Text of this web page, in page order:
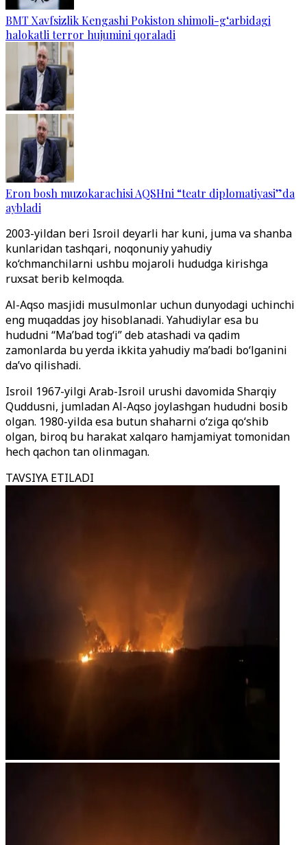
BMT Xavfsizlik Kengashi Pokiston shimoli-g‘arbidagi
halokatli terror hujumini qoraladi
Eron bosh muzokarachisi AQSHni “teatr diplomatiyasi”da
aybladi
2003-yildan beri Isroil deyarli har kuni, juma va shanba
kunlaridan tashqari, noqonuniy yahudiy
ko‘chmanchilarni ushbu mojaroli hududga kirishga
ruxsat berib kelmoqda.
Al-Aqso masjidi musulmonlar uchun dunyodagi uchinchi
eng muqaddas joy hisoblanadi. Yahudiylar esa bu
hududni “Ma’bad tog‘i” deb atashadi va qadim
zamonlarda bu yerda ikkita yahudiy ma’badi bo‘lganini
da’vo qilishadi.
Isroil 1967-yilgi Arab-Isroil urushi davomida Sharqiy
Quddusni, jumladan Al-Aqso joylashgan hududni bosib
olgan. 1980-yilda esa butun shaharni o‘ziga qo‘shib
olgan, biroq bu harakat xalqaro hamjamiyat tomonidan
hech qachon tan olinmagan.
TAVSIYA ETILADI